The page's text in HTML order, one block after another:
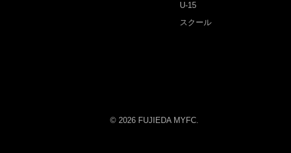
U-15
スクール
© 2026 FUJIEDA MYFC.